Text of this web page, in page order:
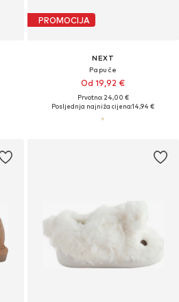
PROMOCIJA
NEXT
Papuče
Od 19,92 €
Prvotno: 24,00 €
Posljednja najniža cijena:14,94 €